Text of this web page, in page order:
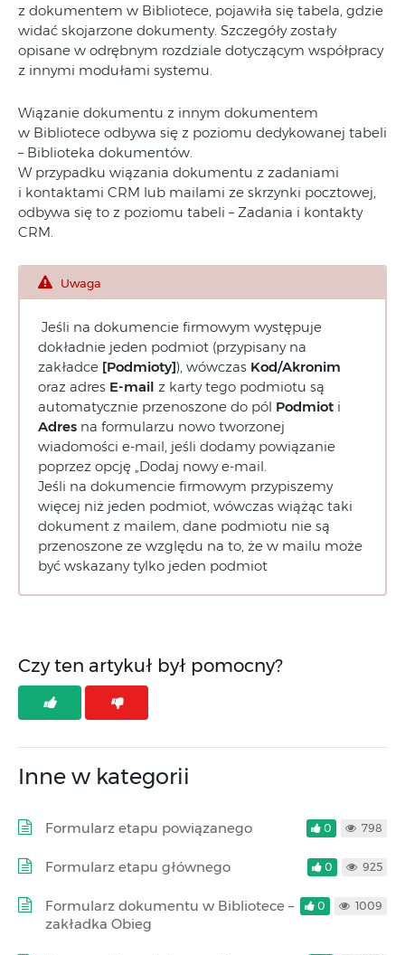
z dokumentem w Bibliotece, pojawiła się tabela, gdzie
widać skojarzone dokumenty. Szczegóły zostały
opisane w odrębnym rozdziale dotyczącym współpracy
z innymi modułami systemu.
Wiązanie dokumentu z innym dokumentem
w Bibliotece odbywa się z poziomu dedykowanej tabeli
– Biblioteka dokumentów.
W przypadku wiązania dokumentu z zadaniami
i kontaktami CRM lub mailami ze skrzynki pocztowej,
odbywa się to z poziomu tabeli – Zadania i kontakty
CRM.
Uwaga
Jeśli na dokumencie firmowym występuje
dokładnie jeden podmiot (przypisany na
zakładce [Podmioty]), wówczas Kod/Akronim
oraz adres E-mail z karty tego podmiotu są
automatycznie przenoszone do pól Podmiot i
Adres na formularzu nowo tworzonej
wiadomości e-mail, jeśli dodamy powiązanie
poprzez opcję „Dodaj nowy e-mail.
Jeśli na dokumencie firmowym przypiszemy
więcej niż jeden podmiot, wówczas wiążąc taki
dokument z mailem, dane podmiotu nie są
przenoszone ze względu na to, że w mailu może
być wskazany tylko jeden podmiot
Czy ten artykuł był pomocny?
Inne w kategorii
Formularz etapu powiązanego 0 798
Formularz etapu głównego 0 925
Formularz dokumentu w Bibliotece –
zakładka Obieg
0 1009